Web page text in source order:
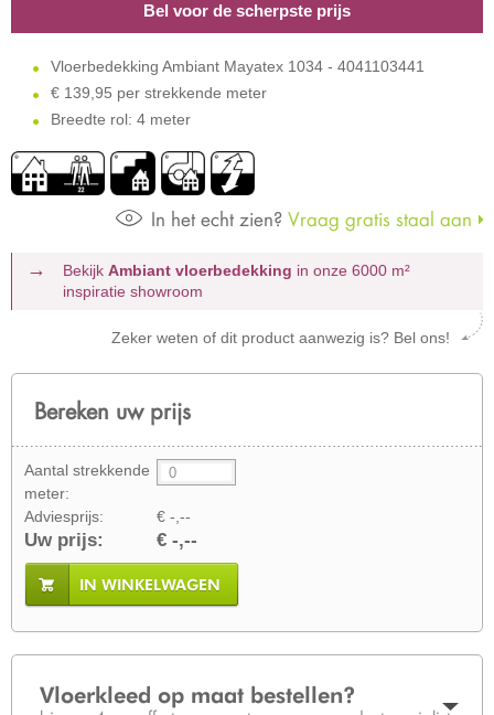
Bel voor de scherpste prijs
Vloerbedekking Ambiant Mayatex 1034 - 4041103441
€ 139,95 per strekkende meter
Breedte rol: 4 meter
In het echt zien? Vraag gratis staal aan
Bekijk Ambiant vloerbedekking in onze 6000 m²
inspiratie showroom
Zeker weten of dit product aanwezig is? Bel ons!
Bereken uw prijs
Aantal strekkende
meter:
Adviesprijs:
€ -,--
Uw prijs: € -,--
IN WINKELWAGEN
Vloerkleed op maat bestellen?